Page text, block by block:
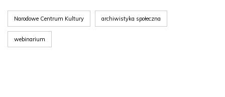
Narodowe Centrum Kultury archiwistyka społeczna
webinarium